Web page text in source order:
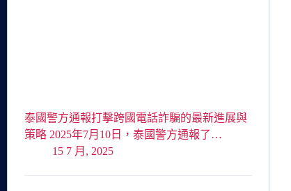
泰國警方通報打擊跨國電話詐騙的最新進展與
策略 2025年7月10日，泰國警方通報了…
15 7 月, 2025